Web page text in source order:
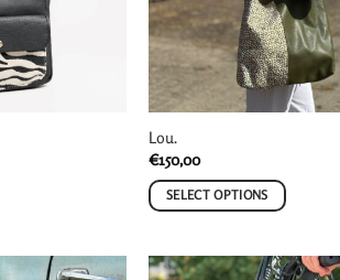
Lou.
€150,00
SELECT OPTIONS